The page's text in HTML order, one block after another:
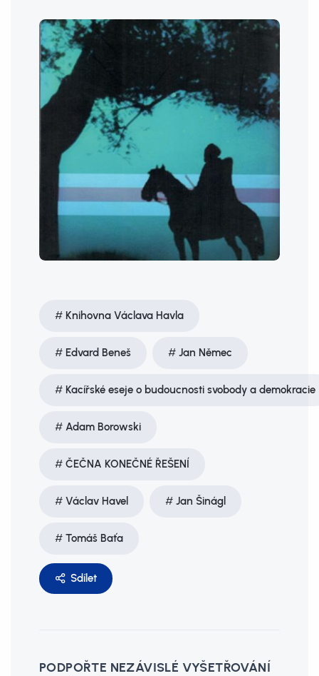
Knihovna Václava Havla
Edvard Beneš Jan Němec
Kacířské eseje o budoucnosti svobody a demokracie
Adam Borowski
ČEČNA KONEČNÉ ŘEŠENÍ
Václav Havel Jan Šinágl
Tomáš Baťa
Sdílet
PODPOŘTE NEZÁVISLÉ VYŠETŘOVÁNÍ